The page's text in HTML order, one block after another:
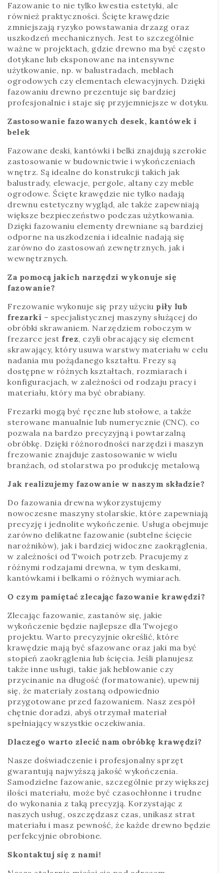
Fazowanie to nie tylko kwestia estetyki, ale
również praktyczności. Ścięte krawędzie
zmniejszają ryzyko powstawania drzazg oraz
uszkodzeń mechanicznych. Jest to szczególnie
ważne w projektach, gdzie drewno ma być często
dotykane lub eksponowane na intensywne
użytkowanie, np. w balustradach, meblach
ogrodowych czy elementach elewacyjnych. Dzięki
fazowaniu drewno prezentuje się bardziej
profesjonalnie i staje się przyjemniejsze w dotyku.
Zastosowanie fazowanych desek, kantówek i
belek
Fazowane deski, kantówki i belki znajdują szerokie
zastosowanie w budownictwie i wykończeniach
wnętrz. Są idealne do konstrukcji takich jak
balustrady, elewacje, pergole, altany czy meble
ogrodowe. Ścięte krawędzie nie tylko nadają
drewnu estetyczny wygląd, ale także zapewniają
większe bezpieczeństwo podczas użytkowania.
Dzięki fazowaniu elementy drewniane są bardziej
odporne na uszkodzenia i idealnie nadają się
zarówno do zastosowań zewnętrznych, jak i
wewnętrznych.
Za pomocą jakich narzędzi wykonuje się
fazowanie?
Frezowanie wykonuje się przy użyciu piły lub
frezarki – specjalistycznej maszyny służącej do
obróbki skrawaniem. Narzędziem roboczym w
frezarce jest frez, czyli obracający się element
skrawający, który usuwa warstwy materiału w celu
nadania mu pożądanego kształtu. Frezy są
dostępne w różnych kształtach, rozmiarach i
konfiguracjach, w zależności od rodzaju pracy i
materiału, który ma być obrabiany.
Frezarki mogą być ręczne lub stołowe, a także
sterowane manualnie lub numerycznie (CNC), co
pozwala na bardzo precyzyjną i powtarzalną
obróbkę. Dzięki różnorodności narzędzi i maszyn
frezowanie znajduje zastosowanie w wielu
branżach, od stolarstwa po produkcję metalową
Jak realizujemy fazowanie w naszym składzie?
Do fazowania drewna wykorzystujemy
nowoczesne maszyny stolarskie, które zapewniają
precyzję i jednolite wykończenie. Usługa obejmuje
zarówno delikatne fazowanie (subtelne ścięcie
narożników), jak i bardziej widoczne zaokrąglenia,
w zależności od Twoich potrzeb. Pracujemy z
różnymi rodzajami drewna, w tym deskami,
kantówkami i belkami o różnych wymiarach.
O czym pamiętać zlecając fazowanie krawędzi?
Zlecając fazowanie, zastanów się, jakie
wykończenie będzie najlepsze dla Twojego
projektu. Warto precyzyjnie określić, które
krawędzie mają być sfazowane oraz jaki ma być
stopień zaokrąglenia lub ścięcia. Jeśli planujesz
także inne usługi, takie jak heblowanie czy
przycinanie na długość (formatowanie), upewnij
się, że materiały zostaną odpowiednio
przygotowane przed fazowaniem. Nasz zespół
chętnie doradzi, abyś otrzymał materiał
spełniający wszystkie oczekiwania.
Dlaczego warto zlecić nam obróbkę krawędzi?
Nasze doświadczenie i profesjonalny sprzęt
gwarantują najwyższą jakość wykończenia.
Samodzielne fazowanie, szczególnie przy większej
ilości materiału, może być czasochłonne i trudne
do wykonania z taką precyzją. Korzystając z
naszych usług, oszczędzasz czas, unikasz strat
materiału i masz pewność, że każde drewno będzie
perfekcyjnie obrobione.
Skontaktuj się z nami!